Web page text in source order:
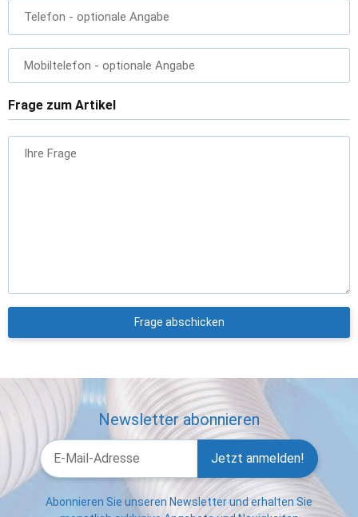
Telefon - optionale Angabe
Mobiltelefon - optionale Angabe
Frage zum Artikel
Ihre Frage
Frage abschicken
Newsletter abonnieren
Jetzt anmelden!
Abonnieren Sie unseren Newsletter und erhalten Sie